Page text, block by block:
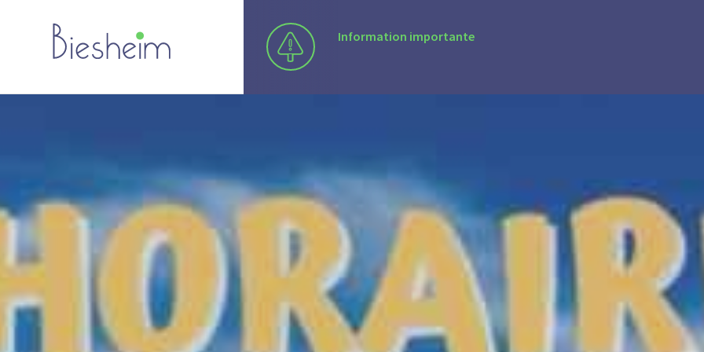
Information importante
Municipalité
Conseil municipal
Commissions communales
Services municipaux
Publicité des actes
Paiement en ligne
Présentation
Urbanisme
Écoles & périscolaire
Centre communal
Associations